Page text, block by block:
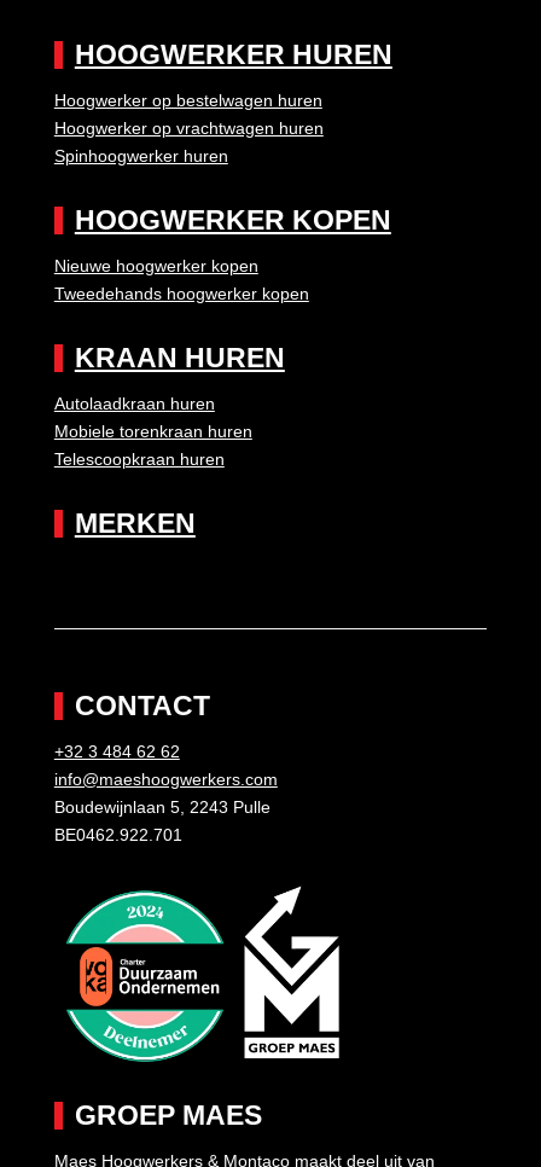
HOOGWERKER HUREN
Hoogwerker op bestelwagen huren
Hoogwerker op vrachtwagen huren
Spinhoogwerker huren
HOOGWERKER KOPEN
Nieuwe hoogwerker kopen
Tweedehands hoogwerker kopen
KRAAN HUREN
Autolaadkraan huren
Mobiele torenkraan huren
Telescoopkraan huren
MERKEN
CONTACT
+32 3 484 62 62
info@maeshoogwerkers.com
Boudewijnlaan 5, 2243 Pulle
BE0462.922.701
GROEP MAES
Maes Hoogwerkers & Montaco maakt deel uit van